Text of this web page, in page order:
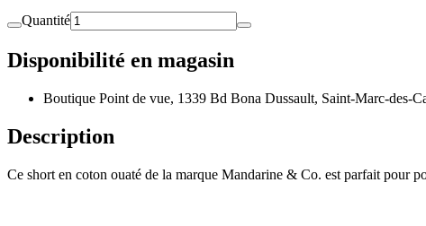
Quantité
Disponibilité en magasin
Boutique Point de vue, 1339 Bd Bona Dussault, Saint-Marc-des-
Description
Ce short en coton ouaté de la marque Mandarine & Co. est parfait pour